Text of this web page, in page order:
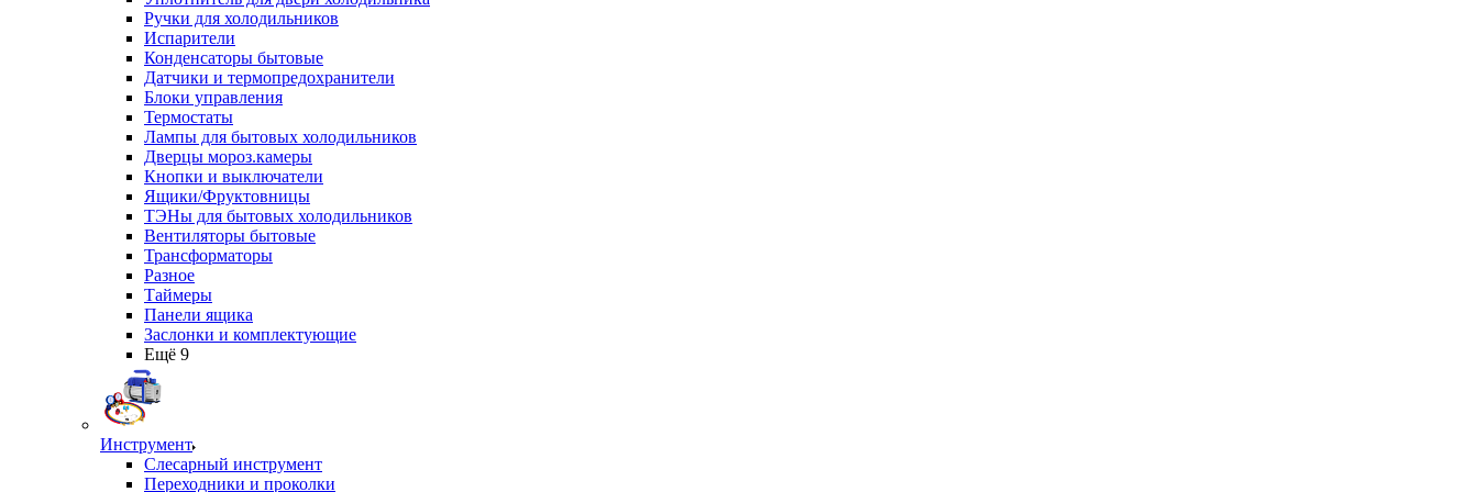
Ручки для холодильников
Испарители
Конденсаторы бытовые
Датчики и термопредохранители
Блоки управления
Термостаты
Лампы для бытовых холодильников
Дверцы мороз.камеры
Кнопки и выключатели
Ящики/Фруктовницы
ТЭНы для бытовых холодильников
Вентиляторы бытовые
Трансформаторы
Разное
Таймеры
Панели ящика
Заслонки и комплектующие
Ещё 9
Инструмент
Слесарный инструмент
Переходники и проколки